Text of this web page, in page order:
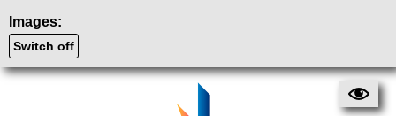
Images:
Switch off